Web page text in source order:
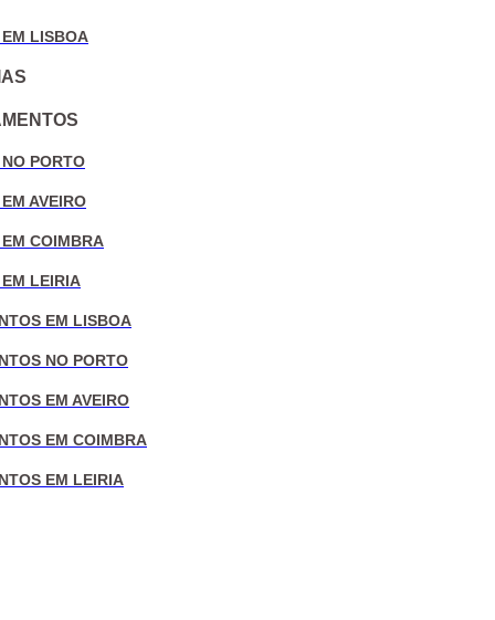
LISBOA
PORTO
AVEIRO
COIMBRA
LEIRIA
EM LISBOA
NO PORTO
EM AVEIRO
EM COIMBRA
EM LEIRIA